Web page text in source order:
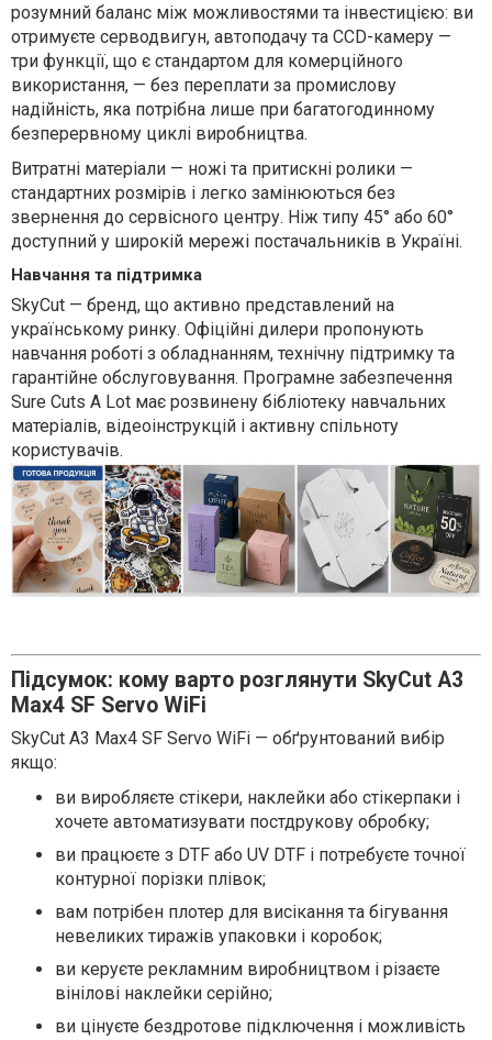
розумний баланс між можливостями та інвестицією: ви
отримуєте серводвигун, автоподачу та CCD-камеру —
три функції, що є стандартом для комерційного
використання, — без переплати за промислову
надійність, яка потрібна лише при багатогодинному
безперервному циклі виробництва.
Витратні матеріали — ножі та притискні ролики —
стандартних розмірів і легко замінюються без
звернення до сервісного центру. Ніж типу 45° або 60°
доступний у широкій мережі постачальників в Україні.
Навчання та підтримка
SkyСut — бренд, що активно представлений на
українському ринку. Офіційні дилери пропонують
навчання роботі з обладнанням, технічну підтримку та
гарантійне обслуговування. Програмне забезпечення
Sure Cuts A Lot має розвинену бібліотеку навчальних
матеріалів, відеоінструкцій і активну спільноту
користувачів.
Підсумок: кому варто розглянути SkyСut A3
Max4 SF Servo WiFi
SkyСut A3 Max4 SF Servo WiFi — обґрунтований вибір
якщо:
ви виробляєте стікери, наклейки або стікерпаки і
хочете автоматизувати постдрукову обробку;
ви працюєте з DTF або UV DTF і потребуєте точної
контурної порізки плівок;
вам потрібен плотер для висікання та бігування
невеликих тиражів упаковки і коробок;
ви керуєте рекламним виробництвом і різаєте
вінілові наклейки серійно;
ви цінуєте бездротове підключення і можливість